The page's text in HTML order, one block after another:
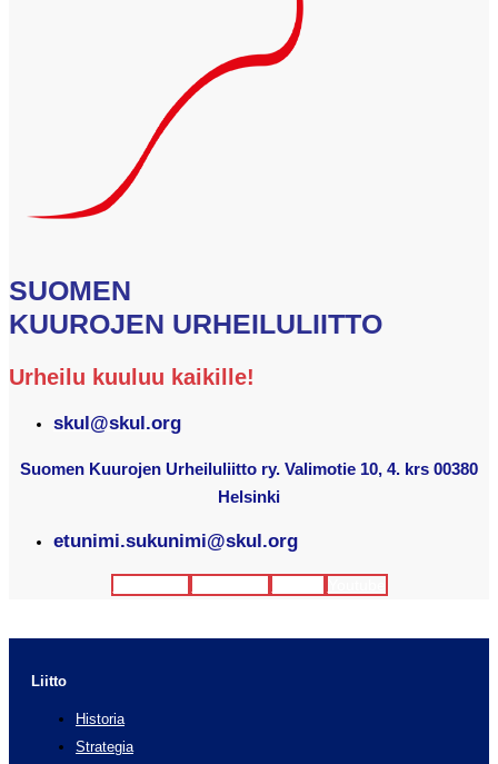
SUOMEN
KUUROJEN URHEILULIITTO
Urheilu kuuluu kaikille!
skul@skul.org
Suomen Kuurojen Urheiluliitto ry. Valimotie 10, 4. krs 00380
Helsinki
etunimi.sukunimi@skul.org
Liitto
Historia
Strategia